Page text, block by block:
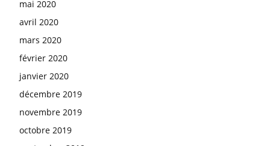
mai 2020
avril 2020
mars 2020
février 2020
janvier 2020
décembre 2019
novembre 2019
octobre 2019